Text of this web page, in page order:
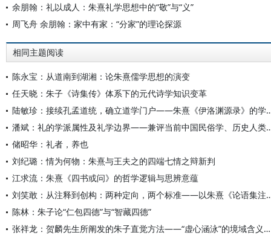
余朋翰：礼以成人：朱熹礼学思想中的“敬”与“义”
周飞舟 余朋翰：家中有家：“分家”的理论探源
相同主题阅读
陈永宝：从道南到湖湘：论朱熹儒学思想的演变
任天晓：朱子《诗集传》体系下的元代诗学知识变革
陆敏珍：接续孔孟道统，确立
潘斌：礼的学派属性及礼学边界
储昭华：礼者，养也
刘纪璐：情为何物：朱熹与王夫之的四端七情之辩新判
江求流：朱熹《四书或问》的哲学逻辑与思辨意蕴
刘笑敢：从注释到创构：两种
陈林：朱子论“仁包四德”与“智藏四德”
张祥龙：贺麟先生所阐发的朱子直觉方法——“虚心涵泳”的境域含义与前提